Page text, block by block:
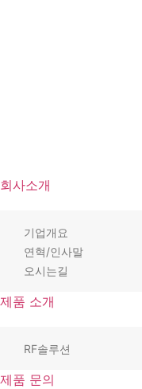
회사소개
기업개요
연혁/인사말
오시는길
제품 소개
RF솔루션
제품 문의